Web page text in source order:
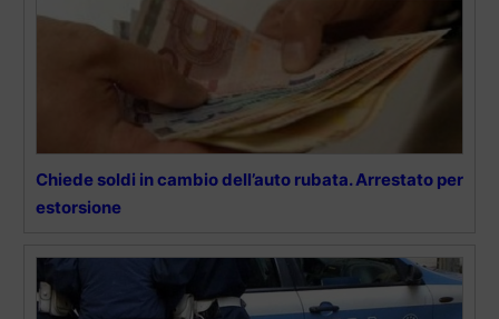
Chiede soldi in cambio dell’auto rubata. Arrestato per
estorsione